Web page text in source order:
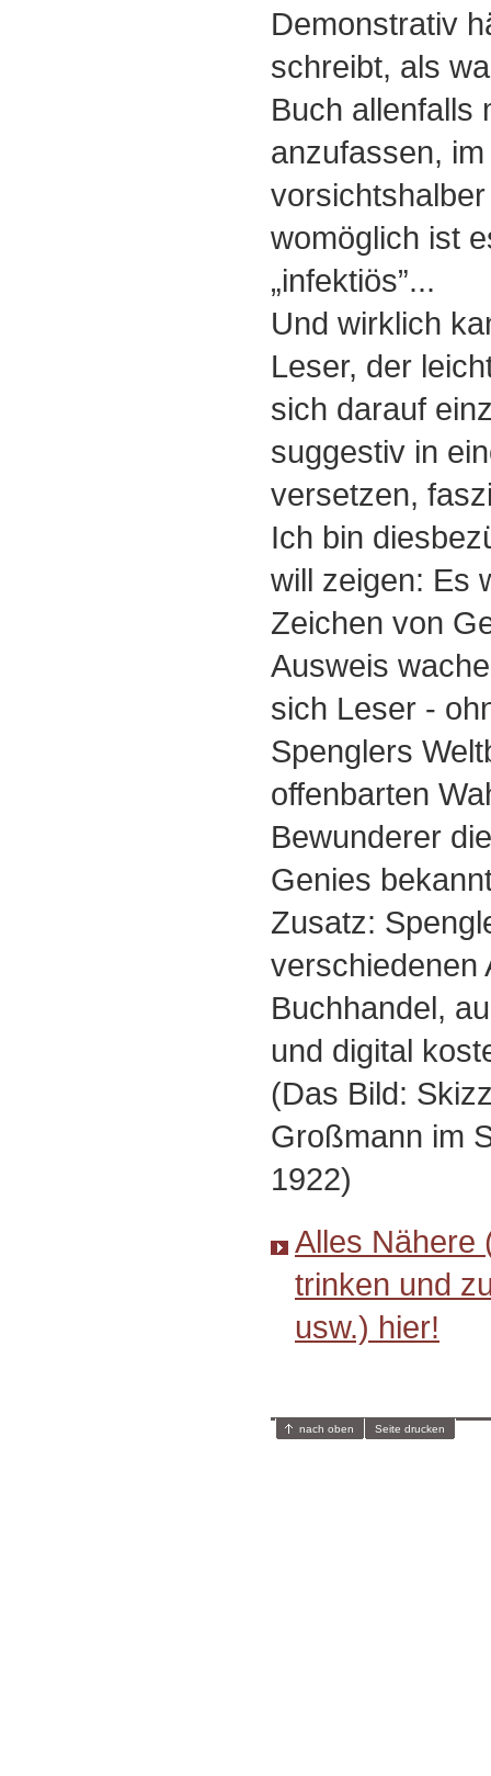
Demonstrativ
schreibt, als
Buch allenfalls
anzufassen,
womöglich ist
„infektiös”...
Und wirklich
Leser, der
sich darauf
suggestiv in
versetzen,
Ich bin
will zeigen: Es
Zeichen von
Ausweis
sich Leser -
Spenglers
offenbarten
Bewunderer
Genies
Zusatz:
verschiedenen
Buchhandel,
und digital
(Das Bild:
Großmann im
1922)
Alles Nähere
trinken und
usw.) hier!
nach oben Seite drucken